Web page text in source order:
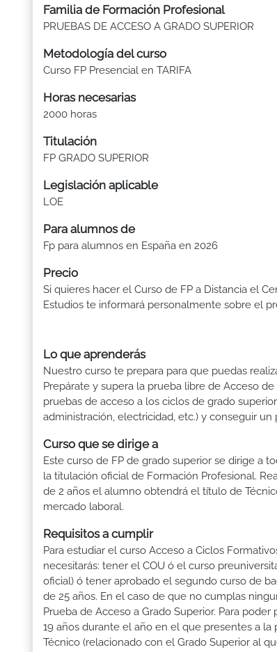
Familia de Formación Profesional
PRUEBAS DE ACCESO A GRADO SUPERIOR
Metodología del curso
Curso FP Presencial en TARIFA
Horas necesarias
2000 horas
Titulación
FP GRADO SUPERIOR
Legislación aplicable
LOE
Para alumnos de
Fp para alumnos en España en 2026
Precio
Si quieres hacer el Curso de FP a Distancia el
Estudios te informará personalmente sobre el
Lo que aprenderás
Nuestro curso te prepara para que puedas
Prepárate y supera la prueba libre de Acceso
pruebas de acceso a los ciclos de grado
administración, electricidad, etc.) y conseguir
Curso que se dirige a
Este curso de FP de grado superior se dirige a
la titulación oficial de Formación Profesional.
de 2 años el alumno obtendrá el título de
mercado laboral.
Requisitos a cumplir
Para estudiar el curso Acceso a Ciclos
necesitarás: tener el COU ó el curso
oficial) ó tener aprobado el segundo curso de
de 25 años. En el caso de que no cumplas
Prueba de Acceso a Grado Superior. Para
19 años durante el año en el que presentes a
Técnico (relacionado con el Grado Superior al